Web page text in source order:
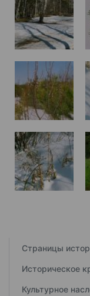
Страницы
Историческое
Культурное